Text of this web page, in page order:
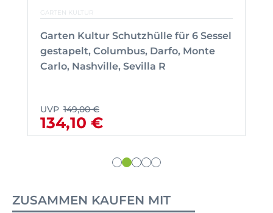
GARTEN KULTUR
Garten Kultur Schutzhülle für 6 Sessel
gestapelt, Columbus, Darfo, Monte
Carlo, Nashville, Sevilla R
UVP 149,00 €
134,10 €
ZUSAMMEN KAUFEN MIT